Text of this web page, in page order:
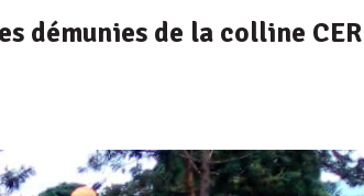
démunies de la colline